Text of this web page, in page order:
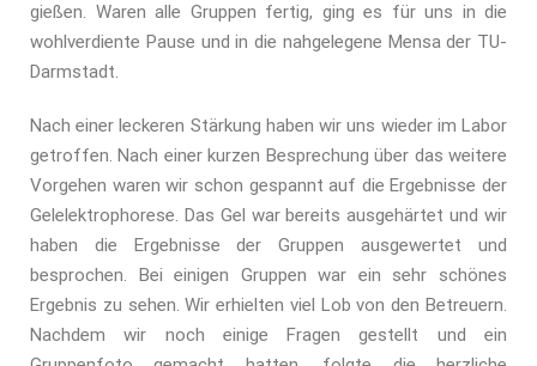
gießen. Waren alle Gruppen fertig, ging es für uns in die
wohlverdiente Pause und in die nahgelegene Mensa der TU-
Darmstadt.
Nach einer leckeren Stärkung haben wir uns wieder im Labor
getroffen. Nach einer kurzen Besprechung über das weitere
Vorgehen waren wir schon gespannt auf die Ergebnisse der
Gelelektrophorese. Das Gel war bereits ausgehärtet und wir
haben die Ergebnisse der Gruppen ausgewertet und
besprochen. Bei einigen Gruppen war ein sehr schönes
Ergebnis zu sehen. Wir erhielten viel Lob von den Betreuern.
Nachdem wir noch einige Fragen gestellt und ein